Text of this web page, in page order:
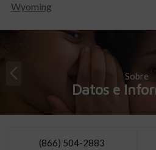
Wyoming
Sobre
Datos e
(866) 504-2883